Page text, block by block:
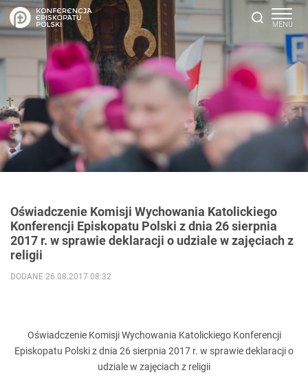
Oświadczenie Komisji Wychowania Katolickiego
Konferencji Episkopatu Polski z dnia 26 sierpnia
2017 r. w sprawie deklaracji o udziale w zajęciach z
religii
DODANE 26.08.2017 08:32
Oświadczenie Komisji Wychowania Katolickiego Konferencji
Episkopatu Polski z dnia 26 sierpnia 2017 r. w sprawie deklaracji o
udziale w zajęciach z religii